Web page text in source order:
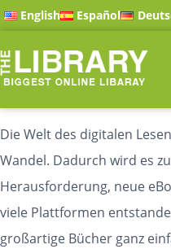
English Español
Die Welt des digitalen
Wandel. Dadurch wird es
Herausforderung, neue
viele Plattformen
großartige Bücher ganz